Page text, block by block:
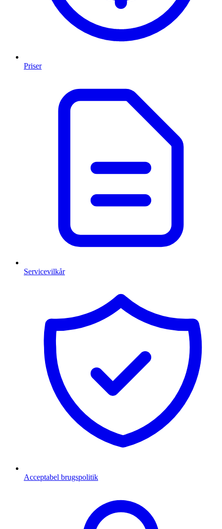
Priser
Servicevilkår
Acceptabel brugspolitik